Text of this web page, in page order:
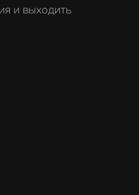
и выходить